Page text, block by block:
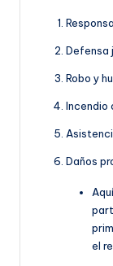
Defensa
Robo y
Incendio
Daños
el